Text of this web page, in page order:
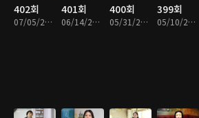
402회
07/05/2026 • 48분
401회
06/14/2026 • 50분
400회
05/31/2026 • 48분
399회
05/10/2026 • 49분